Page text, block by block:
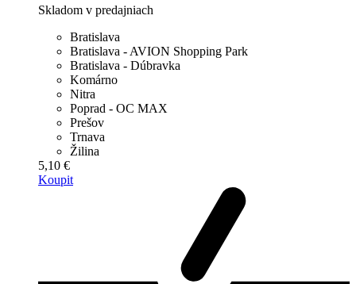
Skladom v predajniach
Bratislava
Bratislava - AVION Shopping Park
Bratislava - Dúbravka
Komárno
Nitra
Poprad - OC MAX
Prešov
Trnava
Žilina
5,10 €
Koupit